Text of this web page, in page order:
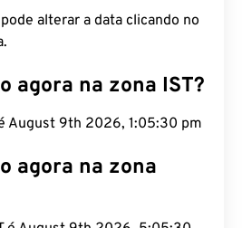
alterar a data clicando no
agora na zona IST?
August 9th 2026, 1:05:30 pm
agora na zona